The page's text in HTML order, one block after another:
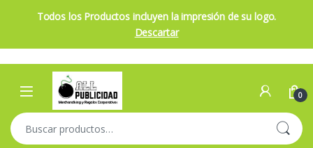
Todos los Productos incluyen la impresión de su logo.
Descartar
Skip to navigation
Skip to content
Open 0
Buscar por: